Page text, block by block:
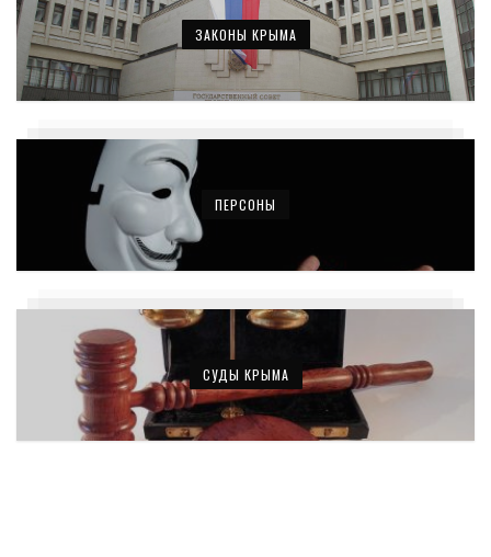
ЗАКОНЫ КРЫМА
ПЕРСОНЫ
СУДЫ КРЫМА